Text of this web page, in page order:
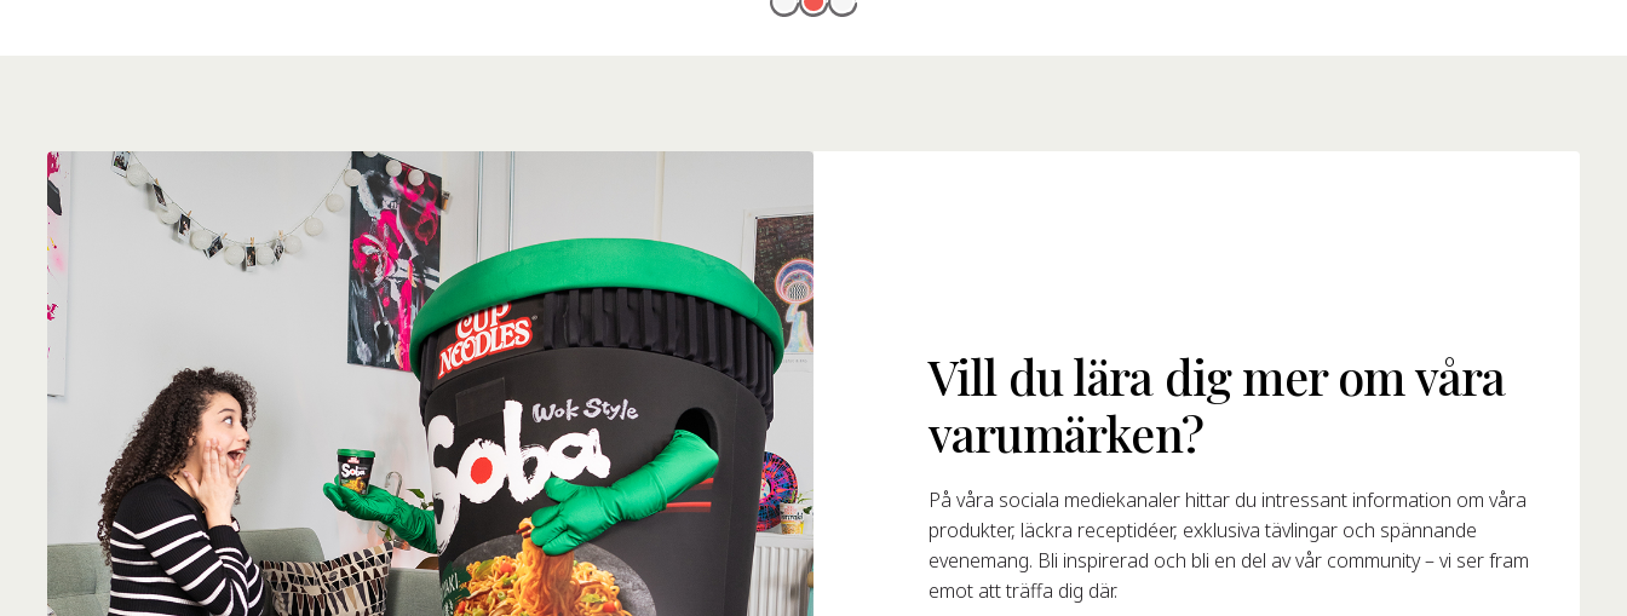
Vill du lära dig mer om våra
varumärken?
På våra sociala mediekanaler hittar du intressant information om våra
produkter, läckra receptidéer, exklusiva tävlingar och spännande
evenemang. Bli inspirerad och bli en del av vår community – vi ser fram
emot att träffa dig där.